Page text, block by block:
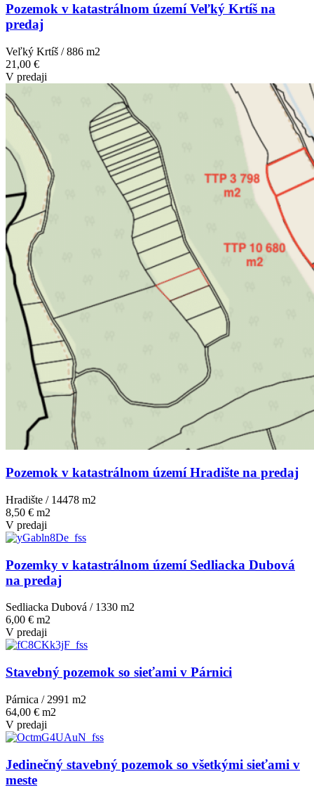
Pozemok v katastrálnom území Veľký Krtíš na
predaj
Veľký Krtíš / 886 m2
21,00 €
V predaji
Pozemok v katastrálnom území Hradište na predaj
Hradište / 14478 m2
8,50 € m2
V predaji
Pozemky v katastrálnom území Sedliacka Dubová
na predaj
Sedliacka Dubová / 1330 m2
6,00 € m2
V predaji
Stavebný pozemok so sieťami v Párnici
Párnica / 2991 m2
64,00 € m2
V predaji
Jedinečný stavebný pozemok so všetkými sieťami v
meste